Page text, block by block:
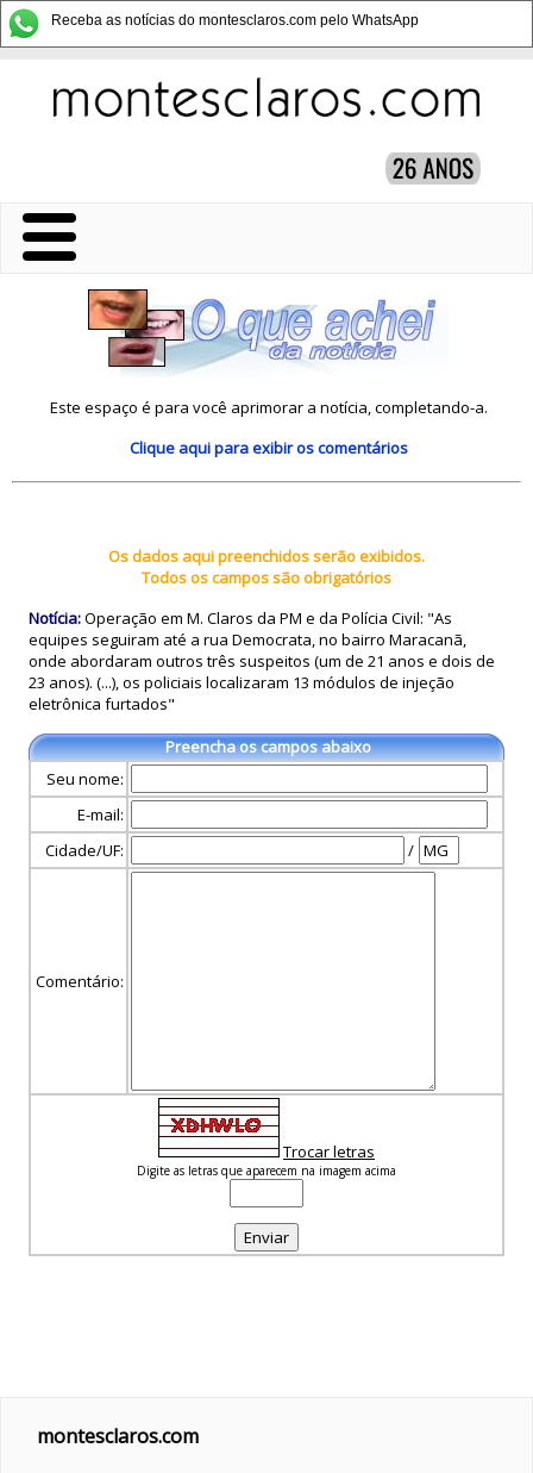
Receba as notícias do montesclaros.com pelo WhatsApp
Este espaço é para você aprimorar a notícia, completando-a.
Clique aquipara exibir os comentários
Os dados aqui preenchidos serão exibidos.
Todos os campos são obrigatórios
Notícia:Operação em M. Claros da PM e da Polícia Civil: "As
equipes seguiram até a rua Democrata, no bairro Maracanã,
onde abordaram outros três suspeitos (um de 21 anos e dois de
23 anos). (...), os policiais localizaram 13 módulos de injeção
eletrônica furtados"
Preencha os campos abaixo
Seu nome:
E-mail:
Cidade/UF:
/
Comentário:
Trocar letras
Digite as letras que aparecem na imagem acima
montesclaros.com